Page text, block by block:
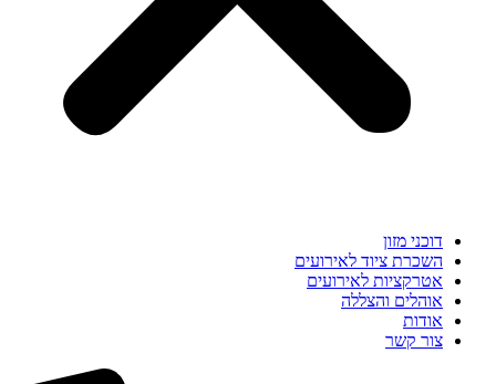
דוכני מזון
השכרת ציוד לאירועים
אטרקציות לאירועים
אוהלים והצללה
אודות
צור קשר